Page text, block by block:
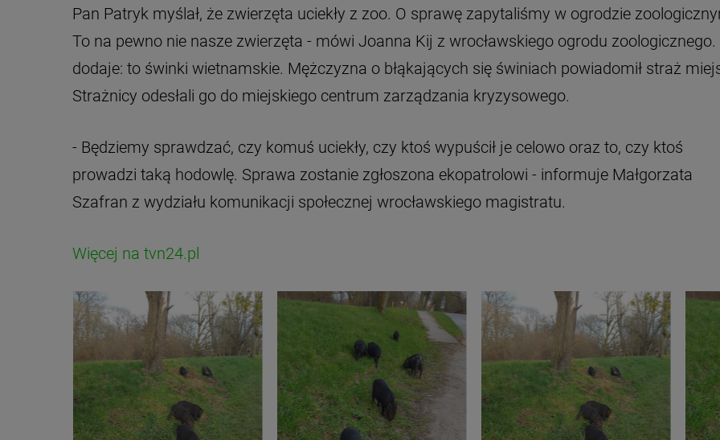
Pan Patryk myślał, że zwierzęta uciekły z zoo. O sprawę zapytaliśmy w ogrodzie
To na pewno nie nasze zwierzęta - mówi Joanna Kij z wrocławskiego ogrodu zoologicznego.
dodaje: to świnki wietnamskie. Mężczyzna o błąkających się świniach powiadomił straż
Strażnicy odesłali go do miejskiego centrum zarządzania kryzysowego.
- Będziemy sprawdzać, czy komuś uciekły, czy ktoś wypuścił je celowo oraz to, czy ktoś
prowadzi taką hodowlę. Sprawa zostanie zgłoszona ekopatrolowi - informuje Małgorzata
Szafran z wydziału komunikacji społecznej wrocławskiego magistratu.
Więcej na tvn24.pl